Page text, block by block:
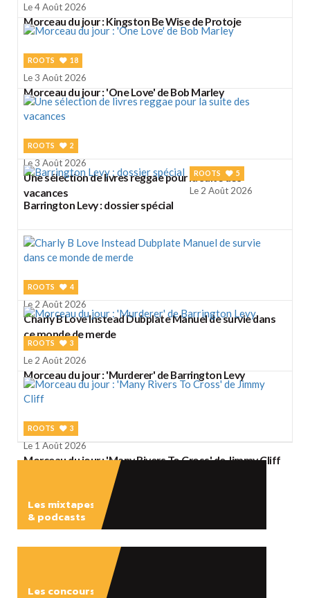
Le 4 Août 2026
Morceau du jour : Kingston Be Wise de Protoje
ROOTS 18
Le 3 Août 2026
Morceau du jour : 'One Love' de Bob Marley
ROOTS 2
Le 3 Août 2026
Une sélection de livres reggae pour la suite des
vacances
ROOTS 5
Le 2 Août 2026
Barrington Levy : dossier spécial
ROOTS 4
Le 2 Août 2026
Charly B Love Instead Dubplate Manuel de survie dans
ce monde de merde
ROOTS 3
Le 2 Août 2026
Morceau du jour : 'Murderer' de Barrington Levy
ROOTS 3
Le 1 Août 2026
Morceau du jour : 'Many Rivers To Cross' de Jimmy Cliff
Les mixtapes
& podcasts
Les concours